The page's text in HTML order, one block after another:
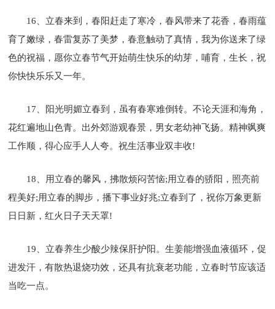
16、立春来到，春阳赶走了寒冷，春风带来了花香，春雨蕴
育了嫩绿，春雷复苏了美梦，春意触动了真情，我为你送来了绿
色的祝福，愿你立春节气开始萌生快乐的幼芽，哺育，生长，祝
你快快乐乐又一年。
17、阳光明媚立春到，虽有春寒难倒转。不论天涯和海角，
花红遍地山色青。出外郊游观春景，男女老幼神飞扬。精神飒爽
工作顺，得心应手人人夸。祝生活事业双丰收!
18、用立春的馨风，拂散烦闷苦恼;用立春的骄阳，照亮前
程美好;用立春的脚步，播下事业好兆;立春到了，祝你万象更新
日日新，红火日子天天罩!
19、立春养生少酸少辣保肝护阳。生姜能增强血液循环，促
进发汗，有散热退烧功效，还具有抗衰老功能，立春时节应该适
当吃一点。